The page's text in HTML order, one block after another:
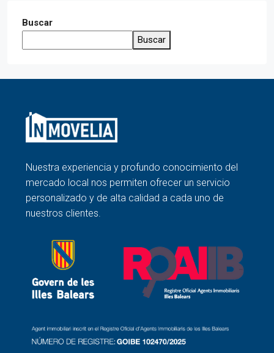
Buscar
Buscar
Nuestra experiencia y profundo conocimiento del
mercado local nos permiten ofrecer un servicio
personalizado y de alta calidad a cada uno de
nuestros clientes.